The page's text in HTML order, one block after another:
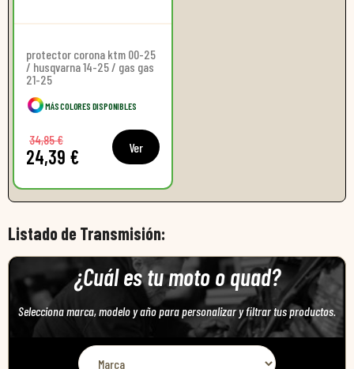
protector corona ktm 00-25
/ husqvarna 14-25 / gas gas
21-25
MÁS COLORES DISPONIBLES
24,39 €
34,85 € Ver
Listado de Transmisión:
¿Cuál es tu moto o quad?
Selecciona marca, modelo y año para personalizar y filtrar tus productos.